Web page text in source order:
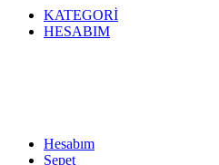
KATEGORİ
HESABIM
Hesabım
Sepet